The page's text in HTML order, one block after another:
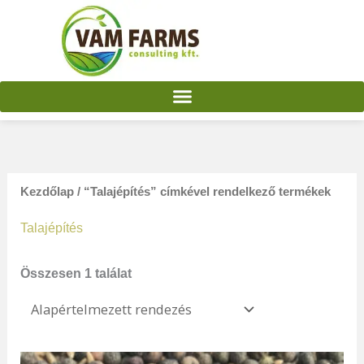
Kezdőlap / “Talajépítés” címkével rendelkező termékek
Talajépítés
Összesen 1 találat
Ártartomány: